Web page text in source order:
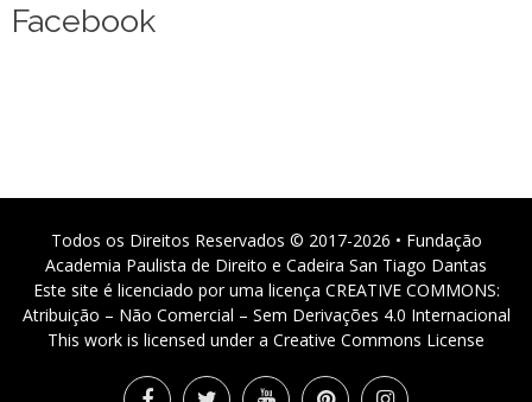
Facebook
Todos os Direitos Reservados © 2017-2026 • Fundação
Academia Paulista de Direito e Cadeira San Tiago Dantas
Este site é licenciado por uma licença CREATIVE COMMONS:
Atribuição – Não Comercial – Sem Derivações 4.0 Internacional
This work is licensed under a Creative Commons License